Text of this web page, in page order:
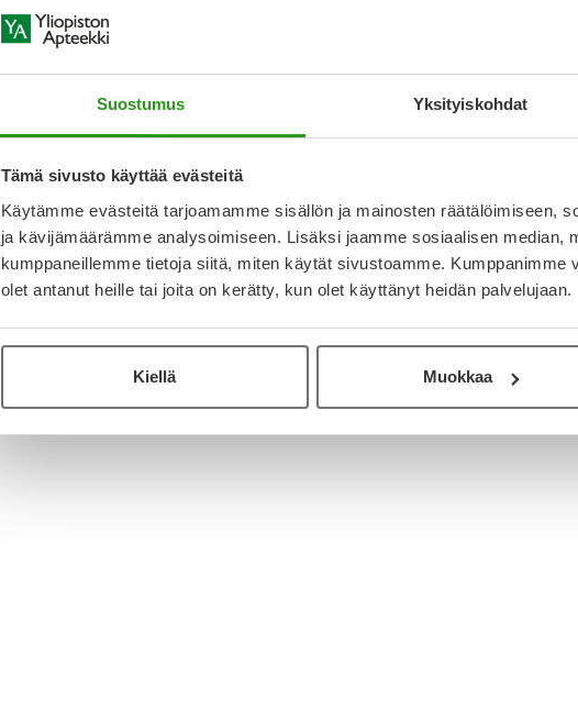
Suostumus Yksityiskohdat
Tämä sivusto käyttää evästeitä
Käytämme evästeitä tarjoamamme sisällön ja mainosten räätälöimiseen,
ja kävijämäärämme analysoimiseen. Lisäksi jaamme sosiaalisen median,
kumppaneillemme tietoja siitä, miten käytät sivustoamme. Kumppanimme
olet antanut heille tai joita on kerätty, kun olet käyttänyt heidän palvelujaan.
Kiellä Muokkaa